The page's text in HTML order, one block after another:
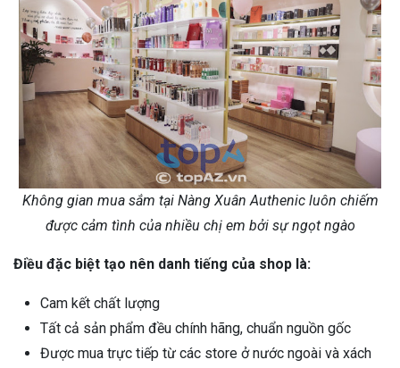
Không gian mua sắm tại Nàng Xuân Authenic luôn chiếm
được cảm tình của nhiều chị em bởi sự ngọt ngào
Điều đặc biệt tạo nên danh tiếng của shop là:
Cam kết chất lượng
Tất cả sản phẩm đều chính hãng, chuẩn nguồn gốc
Được mua trực tiếp từ các store ở nước ngoài và xách